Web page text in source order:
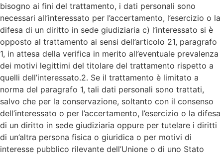
bisogno ai fini del trattamento, i dati personali sono
necessari all’interessato per l’accertamento, l’esercizio o la
difesa di un diritto in sede giudiziaria c) l’interessato si è
opposto al trattamento ai sensi dell’articolo 21, paragrafo
1, in attesa della verifica in merito all’eventuale prevalenza
dei motivi legittimi del titolare del trattamento rispetto a
quelli dell’interessato.2. Se il trattamento è limitato a
norma del paragrafo 1, tali dati personali sono trattati,
salvo che per la conservazione, soltanto con il consenso
dell’interessato o per l’accertamento, l’esercizio o la difesa
di un diritto in sede giudiziaria oppure per tutelare i diritti
di un’altra persona fisica o giuridica o per motivi di
interesse pubblico rilevante dell’Unione o di uno Stato